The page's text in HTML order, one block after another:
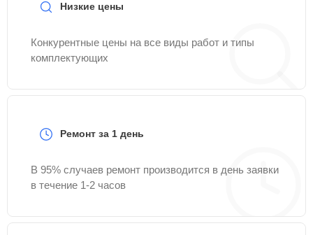
Низкие цены
Конкурентные цены на все виды работ и типы
комплектующих
Ремонт за 1 день
В 95% случаев ремонт производится в день заявки
в течение 1-2 часов